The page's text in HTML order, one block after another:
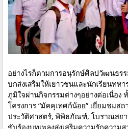
อย่างไรก็ตามการอนุรักษ์ศิลปวัฒนธร
บกส่งเสริมให้เยาวชนและนักเรียนทห
ภูมิใจผ่านกิจกรรมต่างๆอย่างต่อเนื่อง
โครงการ “มัคคุเทศก์น้อย” เยี่ยมชมส
ประวัติศาสตร์, พิพิธภัณฑ์, โบราณสถา
ขับร้องบทเพลงส่งเสริมความรักความ